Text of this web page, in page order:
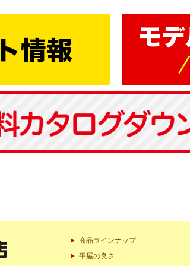
商品ラインナップ
平屋の良さ